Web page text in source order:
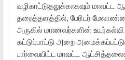
வழிகாட்டுதலுக்காகவும் மாவட்ட
தரைத்தளத்தில், பேரிடர்
அருகில் மாணவர்களின் உயர்கல்வி
கட்டுப்பாட்டு அறை
பார்வையிட்ட மாவட்ட